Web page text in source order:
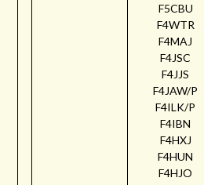
F5CBU
F4WTR
F4MAJ
F4JSC
F4JJS
F4JAW/P
F4ILK/P
F4IBN
F4HXJ
F4HUN
F4HJO